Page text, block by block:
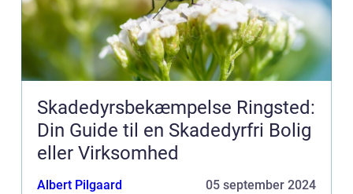
Skadedyrsbekæmpelse Ringsted:
Din Guide til en Skadedyrfri Bolig
eller Virksomhed
Albert Pilgaard 05 september 2024